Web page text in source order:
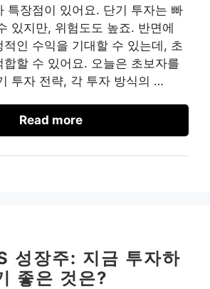
특장점이 있어요. 단기 투자는 빠
있지만, 위험도도 높죠. 반면에
적인 수익을 기대할 수 있는데, 초
합할 수 있어요. 오늘은 초보자를
투자 전략, 각 투자 방식의 …
Read more
성장주: 지금 투자하
좋은 것은?